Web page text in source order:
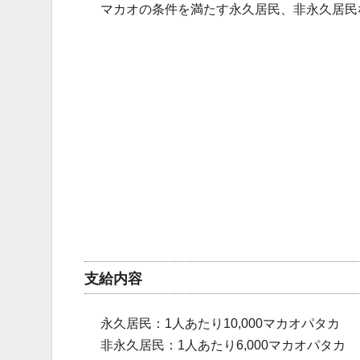
マカオの条件を満たす永久居民、非永久居
支給内容
永久居民：1人あたり10,000マカオパタカ
非永久居民：1人あたり6,000マカオパタカ